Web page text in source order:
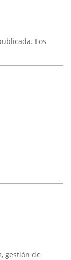
Los
gestión de